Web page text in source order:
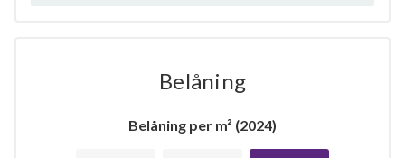
Belåning
Belåning per m² (2024)